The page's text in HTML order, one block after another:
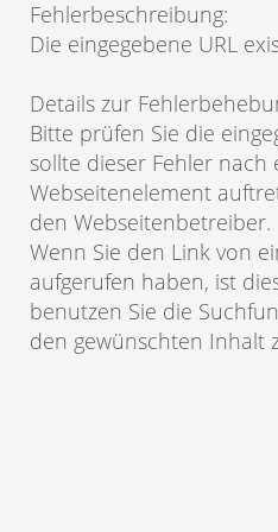
Fehlerbeschreibung:
Die eingegebene URL
Details zur
Bitte prüfen Sie die
sollte dieser Fehler nach
Webseitenelement
den Webseitenbetreiber.
Wenn Sie den Link von
aufgerufen haben, ist
benutzen Sie die
den gewünschten Inhalt